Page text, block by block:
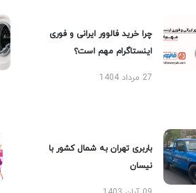
چرا خرید فالوور ایرانی و فوری
اینستاگرام مهم است؟
27 مرداد 1404
باربری تهران به شمال کشور با
نیسان